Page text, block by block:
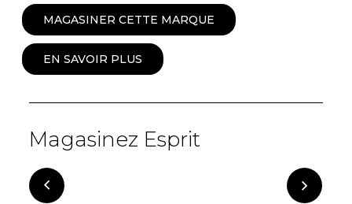
MAGASINER CETTE MARQUE
EN SAVOIR PLUS
Magasinez Esprit